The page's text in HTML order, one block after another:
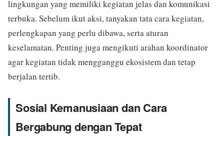
lingkungan yang memiliki kegiatan jelas dan komunikasi
terbuka. Sebelum ikut aksi, tanyakan tata cara kegiatan,
perlengkapan yang perlu dibawa, serta aturan
keselamatan. Penting juga mengikuti arahan koordinator
agar kegiatan tidak mengganggu ekosistem dan tetap
berjalan tertib.
Sosial Kemanusiaan dan Cara
Bergabung dengan Tepat